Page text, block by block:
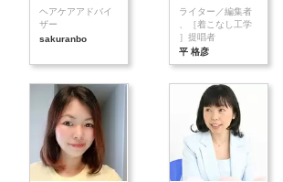
ヘアケアアドバイ
ザー
sakuranbo
ライター／編集者
、［着こなし工学
］提唱者
平 格彦